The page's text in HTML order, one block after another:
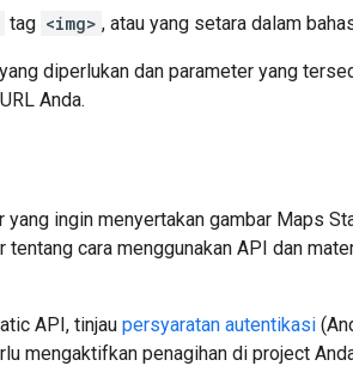
tag <img> , atau yang setara dalam
diperlukan dan parameter yang
Anda.
ingin menyertakan gambar Maps
tentang cara menggunakan API dan
API, tinjau persyaratan autentikasi
mengaktifkan penagihan di project